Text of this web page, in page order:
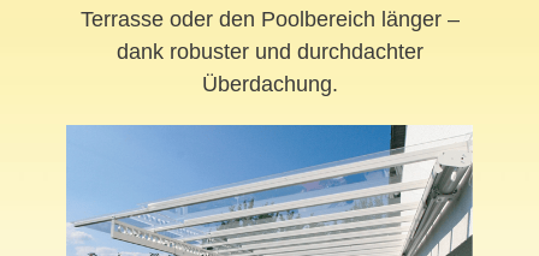
Terrasse oder den Poolbereich länger –
dank robuster und durchdachter
Überdachung.